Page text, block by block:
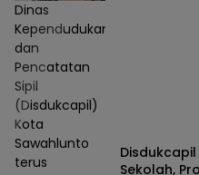
Dinas
Kependudukan
dan
Pencatatan
Sipil
(Disdukcapil)
Kota
Sawahlunto
terus
Sekolah,